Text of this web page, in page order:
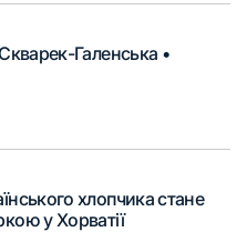
Галенська •
хлопчика стане
у Хорватії